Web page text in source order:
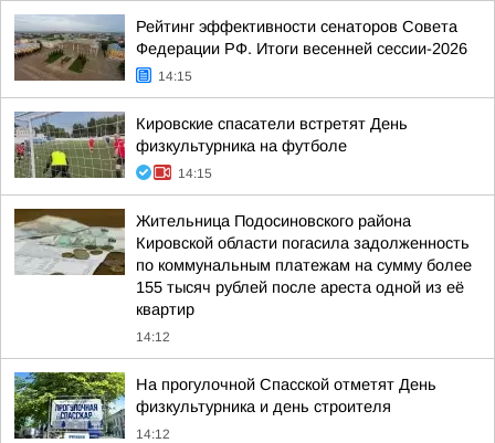
Рейтинг эффективности сенаторов Совета
Федерации РФ. Итоги весенней сессии-2026
14:15
Кировские спасатели встретят День
физкультурника на футболе
14:15
Жительница Подосиновского района
Кировской области погасила задолженность
по коммунальным платежам на сумму более
155 тысяч рублей после ареста одной из её
квартир
14:12
На прогулочной Спасской отметят День
физкультурника и день строителя
14:12